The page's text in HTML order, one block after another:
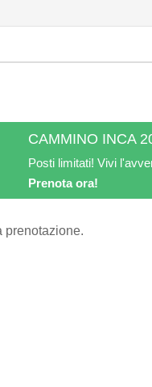
CAMMINO INCA
Posti limitati! Vivi
Prenota ora!
prenotazione.